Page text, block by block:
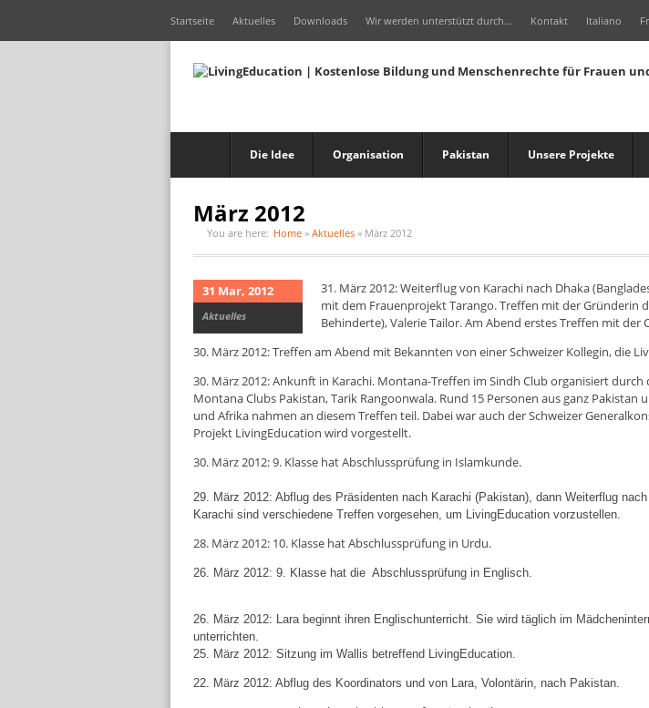
Startseite Aktuelles Downloads Wir werden unterstützt durch… Kontakt Italiano
Die Idee Organisation Pakistan Unsere Projekte
März 2012
You are here: Home » Aktuelles » März 2012
31 Mar, 2012
Aktuelles
31. März 2012: Weiterflug von Karachi nach Dhaka
mit dem Frauenprojekt Tarango. Treffen mit der Gründerin
Behinderte), Valerie Tailor. Am Abend erstes Treffen mit der
30. März 2012: Treffen am Abend mit Bekannten von einer Schweizer Kollegin, die
30. März 2012: Ankunft in Karachi. Montana-Treffen im Sindh Club organisiert durch
Montana Clubs Pakistan, Tarik Rangoonwala. Rund 15 Personen aus ganz Pakistan
und Afrika nahmen an diesem Treffen teil. Dabei war auch der Schweizer
Projekt LivingEducation wird vorgestellt.
30. März 2012: 9. Klasse hat Abschlussprüfung in Islamkunde.
29. März 2012: Abflug des Präsidenten nach Karachi (Pakistan), dann Weiterflug
Karachi sind verschiedene Treffen vorgesehen, um LivingEducation vorzustellen.
28. März 2012: 10. Klasse hat Abschlussprüfung in Urdu.
26. März 2012: 9. Klasse hat die Abschlussprüfung in Englisch.
26. März 2012: Lara beginnt ihren Englischunterricht. Sie wird täglich im
unterrichten.
25. März 2012: Sitzung im Wallis betreffend LivingEducation.
22. März 2012: Abflug des Koordinators und von Lara, Volontärin, nach Pakistan.